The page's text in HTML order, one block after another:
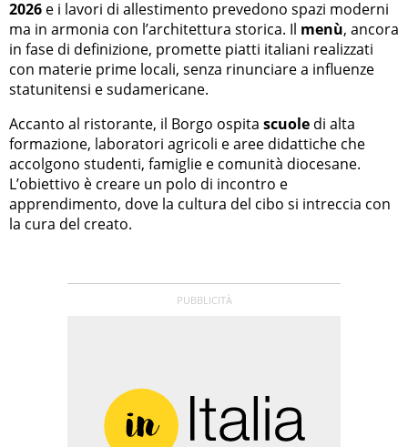
2026 e i lavori di allestimento prevedono spazi moderni
ma in armonia con l’architettura storica. Il menù, ancora
in fase di definizione, promette piatti italiani realizzati
con materie prime locali, senza rinunciare a influenze
statunitensi e sudamericane.
Accanto al ristorante, il Borgo ospita scuole di alta
formazione, laboratori agricoli e aree didattiche che
accolgono studenti, famiglie e comunità diocesane.
L’obiettivo è creare un polo di incontro e
apprendimento, dove la cultura del cibo si intreccia con
la cura del creato.